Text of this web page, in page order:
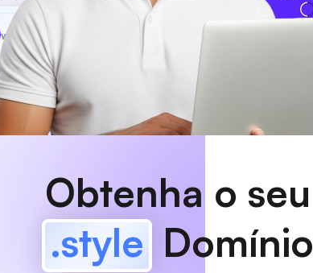
www MyCafe
Obtenha o seu
.style Domínio